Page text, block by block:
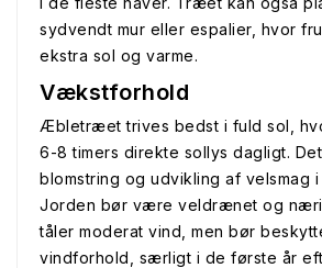
sydvendt mur eller espalier, hvor
ekstra sol og varme.
Vækstforhold
Æbletræet trives bedst i fuld sol,
6-8 timers direkte sollys dagligt.
blomstring og udvikling af velsmag
Jorden bør være veldrænet og
tåler moderat vind, men bør
vindforhold, særligt i de første år